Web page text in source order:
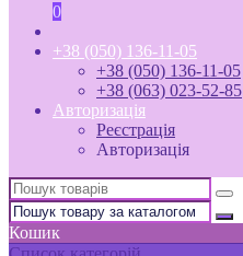
0
+38 (050) 136-11-05
+38 (050) 136-11-05
+38 (063) 023-52-85
Авторизація
Реєстрація
Авторизація
Кошик